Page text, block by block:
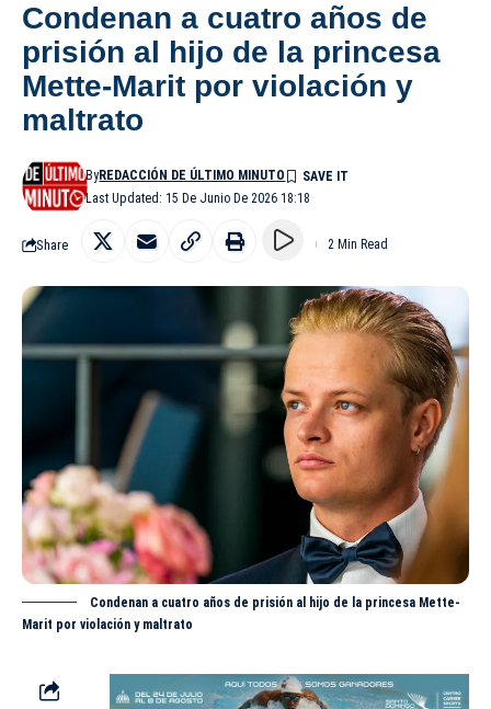
Condenan a cuatro años de
prisión al hijo de la princesa
Mette-Marit por violación y
maltrato
Last Updated: 15 De Junio De 2026 18:18
ByREDACCIÓN DE ÚLTIMO MINUTO
Share 2 Min Read
Condenan a cuatro años de prisión al hijo de la princesa Mette-
Marit por violación y maltrato